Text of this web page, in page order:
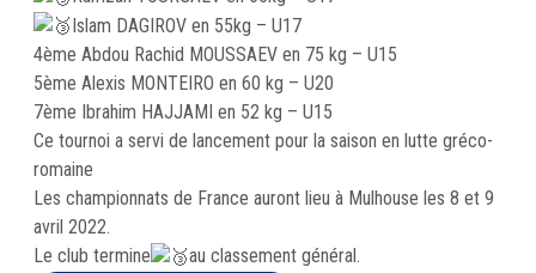
Islam DAGIROV en 55kg – U17
4ème Abdou Rachid MOUSSAEV en 75 kg – U15
5ème Alexis MONTEIRO en 60 kg – U20
7ème Ibrahim HAJJAMI en 52 kg – U15
Ce tournoi a servi de lancement pour la saison en lutte gréco-
romaine
Les championnats de France auront lieu à Mulhouse les 8 et 9
avril 2022.
Le club termine
au classement général.